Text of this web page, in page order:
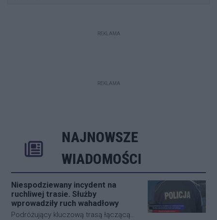
REKLAMA
REKLAMA
NAJNOWSZE
WIADOMOŚCI
Niespodziewany incydent na
ruchliwej trasie. Służby
wprowadziły ruch wahadłowy
Podróżujący kluczową trasą łączącą